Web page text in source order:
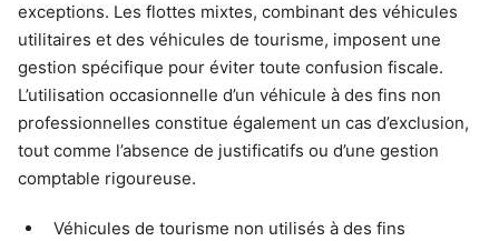
exceptions. Les flottes mixtes, combinant des véhicules
utilitaires et des véhicules de tourisme, imposent une
gestion spécifique pour éviter toute confusion fiscale.
L’utilisation occasionnelle d’un véhicule à des fins non
professionnelles constitue également un cas d’exclusion,
tout comme l’absence de justificatifs ou d’une gestion
comptable rigoureuse.
Véhicules de tourisme non utilisés à des fins